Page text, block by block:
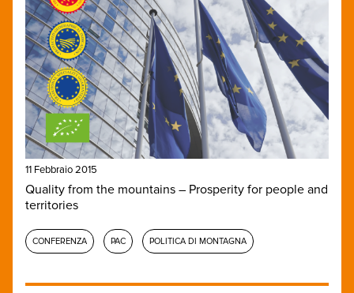
11 Febbraio 2015
Quality from the mountains – Prosperity for people and
territories
CONFERENZA PAC POLITICA DI MONTAGNA